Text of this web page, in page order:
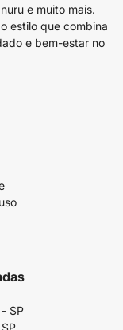
e muito mais.
estilo que combina
e bem-estar no
SP